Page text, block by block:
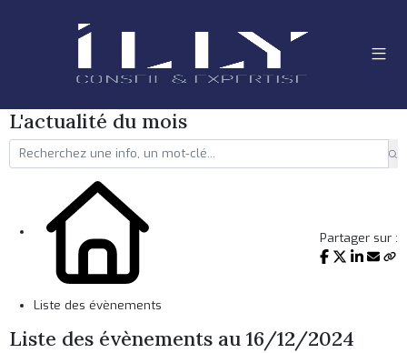
L'actualité du mois
Liste des évènements
Partager sur :
Liste des évènements au 16/12/2024